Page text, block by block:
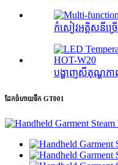
កំសៀវអគ្គិសនីច្រ
បង្ហាញសីតុណ្ហភា
ដែកចំហាយទឹក GT001